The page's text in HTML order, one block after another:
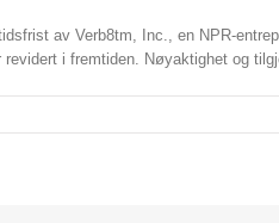
av Verb8tm, Inc., en NPR-
i fremtiden. Nøyaktighet og